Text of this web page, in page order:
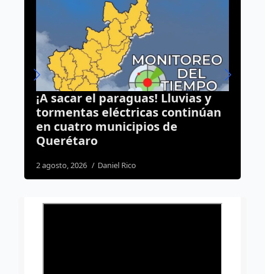
sacar el paraguas! Lluvias y
eléctricas continúan
cuatro municipios de
2026 Daniel Rico